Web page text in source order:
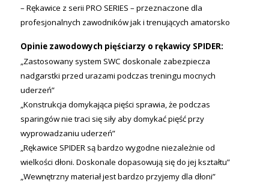
– Rękawice z serii PRO SERIES – przeznaczone dla
profesjonalnych zawodników jak i trenujących amatorsko
Opinie zawodowych pięściarzy o rękawicy SPIDER:
„Zastosowany system SWC doskonale zabezpiecza
nadgarstki przed urazami podczas treningu mocnych
uderzeń”
„Konstrukcja domykająca pięści sprawia, że podczas
sparingów nie traci się siły aby domykać pięść przy
wyprowadzaniu uderzeń”
„Rękawice SPIDER są bardzo wygodne niezależnie od
wielkości dłoni. Doskonale dopasowują się do jej kształtu”
„Wewnętrzny materiał jest bardzo przyjemy dla dłoni”